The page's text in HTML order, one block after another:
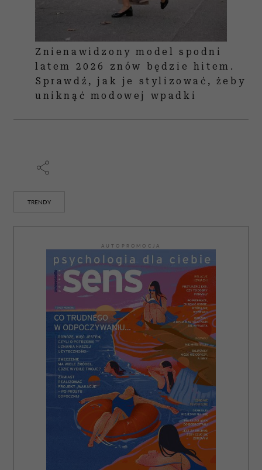
Znienawidzony model spodni
latem 2026 znów będzie hitem.
Sprawdź, jak je stylizować, żeby
uniknąć modowej wpadki
TRENDY
AUTOPROMOCJA